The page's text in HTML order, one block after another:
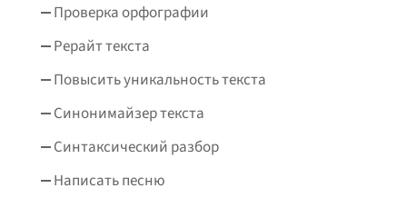
Проверка орфографии
Рерайт текста
Повысить уникальность текста
Синонимайзер текста
Синтаксический разбор
Написать песню